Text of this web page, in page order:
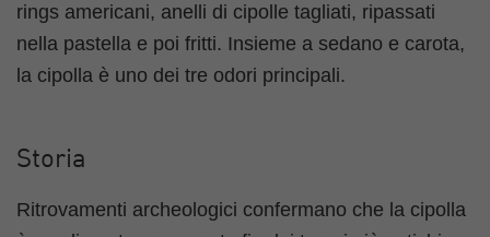
rings americani, anelli di cipolle tagliati, ripassati
nella pastella e poi fritti. Insieme a sedano e carota,
la cipolla è uno dei tre odori principali.
Storia
Ritrovamenti archeologici confermano che la cipolla